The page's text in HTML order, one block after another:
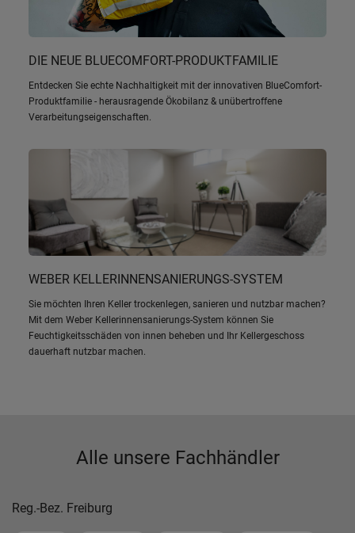
DIE NEUE BLUECOMFORT-PRODUKTFAMILIE
Entdecken Sie echte Nachhaltigkeit mit der innovativen BlueComfort-
Produktfamilie - herausragende Ökobilanz & unübertroffene
Verarbeitungseigenschaften.
WEBER KELLERINNENSANIERUNGS-SYSTEM
Sie möchten Ihren Keller trockenlegen, sanieren und nutzbar machen?
Mit dem Weber Kellerinnensanierungs-System können Sie
Feuchtigkeitsschäden von innen beheben und Ihr Kellergeschoss
dauerhaft nutzbar machen.
Alle unsere Fachhändler
Reg.-Bez. Freiburg